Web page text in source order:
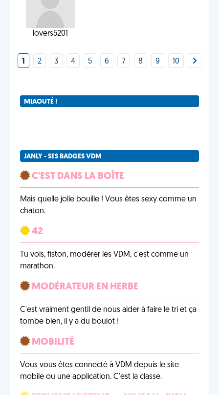
lovers5201
1 2 3 4 5 6 7 8 9 10
MIAOUTÉ !
JANLY - SES BADGES VDM
C'EST DANS LA BOÎTE
Mais quelle jolie bouille ! Vous êtes sexy comme un
chaton.
42
Tu vois, fiston, modérer les VDM, c'est comme un
marathon.
MODÉRATEUR EN HERBE
C'est vraiment gentil de nous aider à faire le tri et ça
tombe bien, il y a du boulot !
MOBILITÉ
Vous vous êtes connecté à VDM depuis le site
mobile ou une application. C'est la classe.